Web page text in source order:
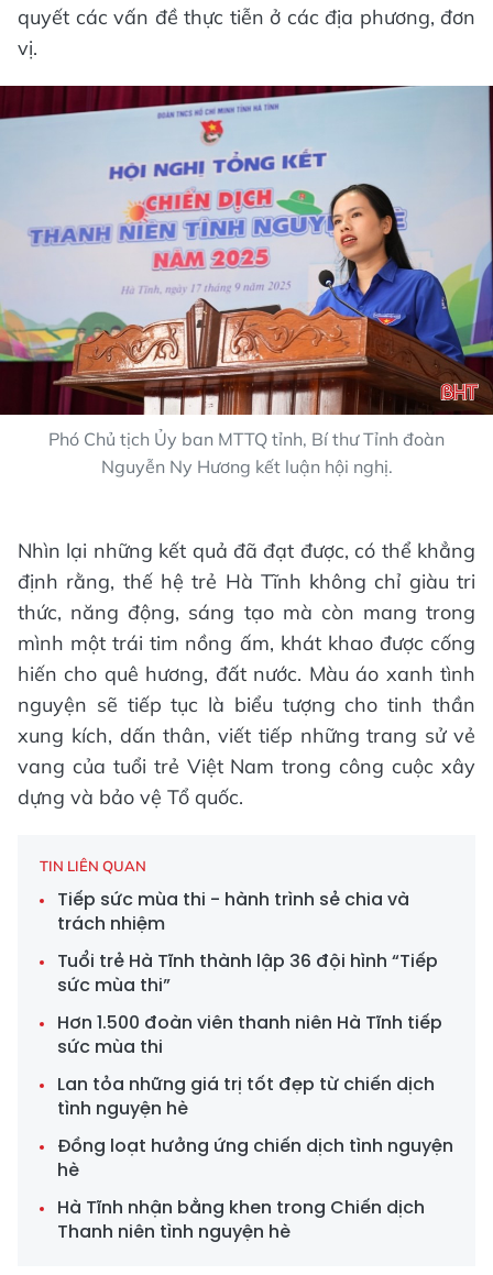
quyết các vấn đề thực tiễn ở các địa phương, đơn
vị.
Phó Chủ tịch Ủy ban MTTQ tỉnh, Bí thư Tỉnh đoàn
Nguyễn Ny Hương kết luận hội nghị.
Nhìn lại những kết quả đã đạt được, có thể khẳng
định rằng, thế hệ trẻ Hà Tĩnh không chỉ giàu tri
thức, năng động, sáng tạo mà còn mang trong
mình một trái tim nồng ấm, khát khao được cống
hiến cho quê hương, đất nước. Màu áo xanh tình
nguyện sẽ tiếp tục là biểu tượng cho tinh thần
xung kích, dấn thân, viết tiếp những trang sử vẻ
vang của tuổi trẻ Việt Nam trong công cuộc xây
dựng và bảo vệ Tổ quốc.
TIN LIÊN QUAN
Tiếp sức mùa thi - hành trình sẻ chia và
trách nhiệm
Tuổi trẻ Hà Tĩnh thành lập 36 đội hình “Tiếp
sức mùa thi”
Hơn 1.500 đoàn viên thanh niên Hà Tĩnh tiếp
sức mùa thi
Lan tỏa những giá trị tốt đẹp từ chiến dịch
tình nguyện hè
Đồng loạt hưởng ứng chiến dịch tình nguyện
hè
Hà Tĩnh nhận bằng khen trong Chiến dịch
Thanh niên tình nguyện hè